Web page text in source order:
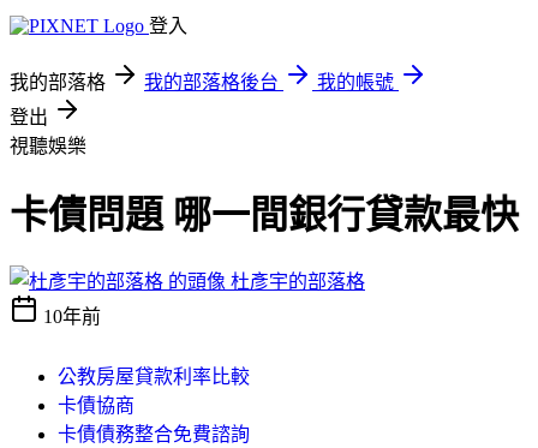
登入
我的部落格 我的部落格後台
我的帳號
登出
視聽娛樂
卡債問題 哪一間銀行貸款最快
杜彥宇的部落格
10年前
公教房屋貸款利率比較
卡債協商
卡債債務整合免費諮詢